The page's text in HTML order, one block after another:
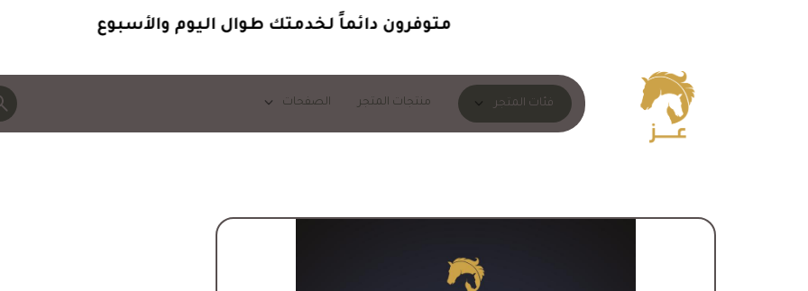
متوفرون دائماًلخدمتك طوال اليوم والأسبوع
فئات المتجر منتجات المتجر الصفحات